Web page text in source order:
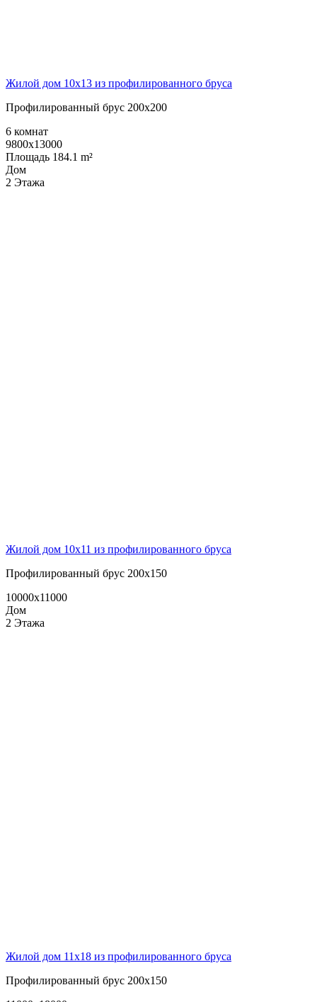
Жилой дом 10х13 из профилированного бруса
Профилированный брус 200х200
6 комнат
9800x13000
Площадь 184.1 m²
Дом
2 Этажа
Жилой дом 10х11 из профилированного бруса
Профилированный брус 200х150
10000x11000
Дом
2 Этажа
Жилой дом 11х18 из профилированного бруса
Профилированный брус 200х150